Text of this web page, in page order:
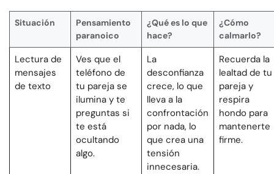
Situación
Pensamiento
paranoico
¿Qué es lo que
hace?
¿Cómo
calmarlo?
Lectura de
mensajes
de texto
Ves que el
teléfono de
tu pareja se
ilumina y te
preguntas si
te está
ocultando
algo.
La
desconfianza
crece, lo que
lleva a la
confrontación
por nada, lo
que crea una
tensión
innecesaria.
Recuerda la
lealtad de tu
pareja y
respira
hondo para
mantenerte
firme.